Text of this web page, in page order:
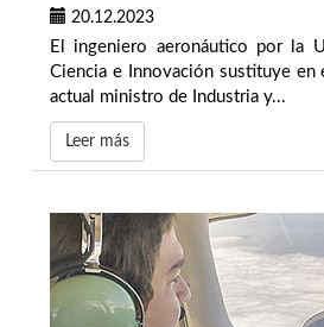
20.12.2023
El ingeniero aeronáutico por la
Ciencia e Innovación sustituye en
actual ministro de Industria y...
Leer más